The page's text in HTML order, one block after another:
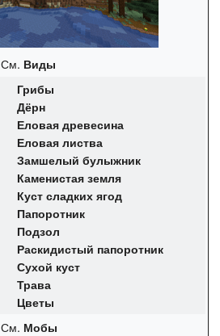
См. Виды
Грибы
Дёрн
Еловая древесина
Еловая листва
Замшелый булыжник
Каменистая земля
Куст сладких ягод
Папоротник
Подзол
Раскидистый папоротник
Сухой куст
Трава
Цветы
См. Мобы